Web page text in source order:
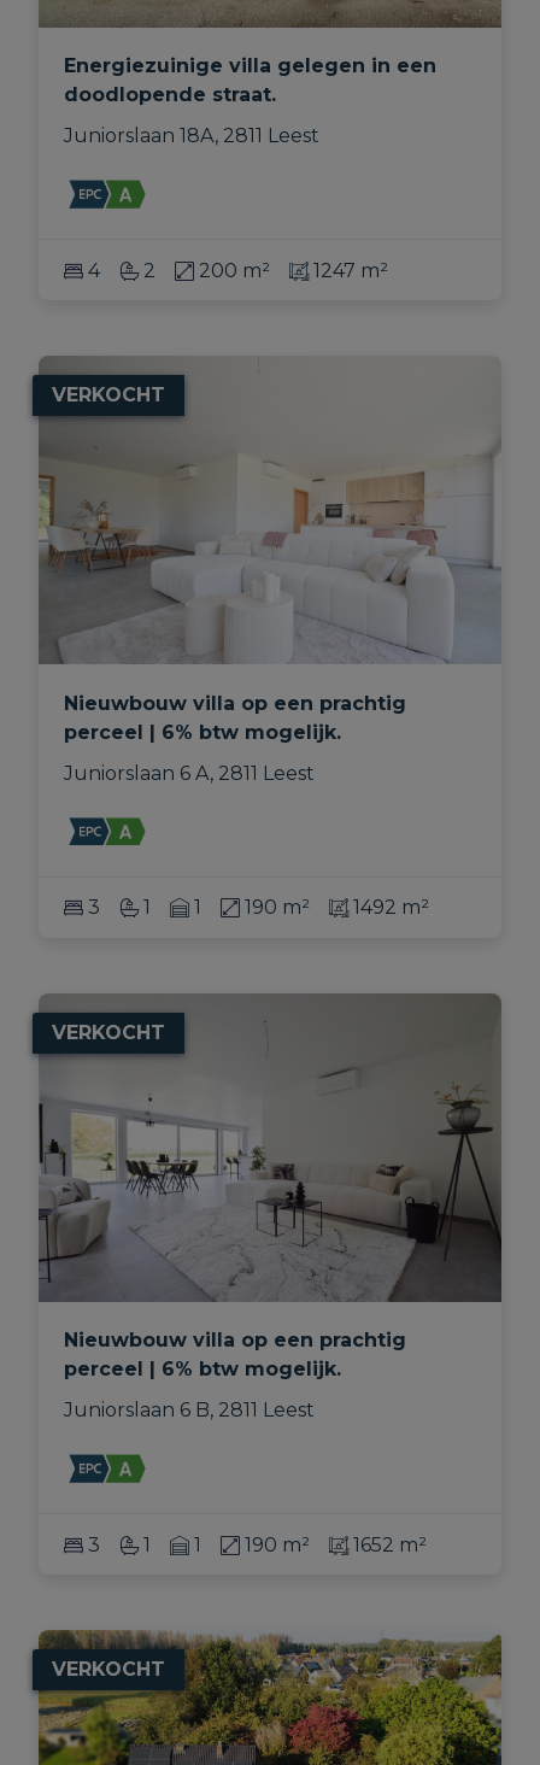
Energiezuinige villa gelegen in een
doodlopende straat.
Juniorslaan 18A, 2811 Leest
4 2 200 m² 1247 m²
VERKOCHT
Nieuwbouw villa op een prachtig
perceel | 6% btw mogelijk.
Juniorslaan 6 A, 2811 Leest
3 1 1 190 m² 1492 m²
VERKOCHT
Nieuwbouw villa op een prachtig
perceel | 6% btw mogelijk.
Juniorslaan 6 B, 2811 Leest
3 1 1 190 m² 1652 m²
VERKOCHT